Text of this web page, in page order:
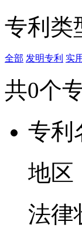
专利类
全部 发明专利 实
共0个
专利
地区
法律